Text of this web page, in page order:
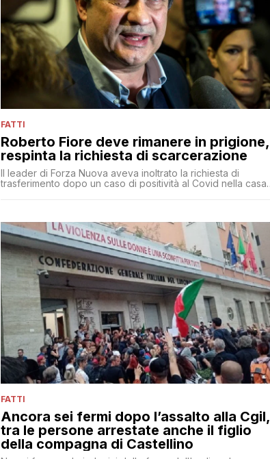
FATTI
Roberto Fiore deve rimanere in prigione,
respinta la richiesta di scarcerazione
Il leader di Forza Nuova aveva inoltrato la richiesta di
trasferimento dopo un caso di positività al Covid nella casa
FATTI
Ancora sei fermi dopo l’assalto alla Cgil,
tra le persone arrestate anche il figlio
della compagna di Castellino